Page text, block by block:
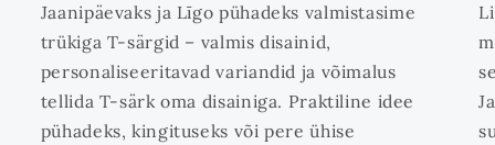
Jaanipäevaks ja Līgo pühadeks valmistasime
trükiga T-särgid – valmis disainid,
personaliseeritavad variandid ja võimalus
tellida T-särk oma disainiga. Praktiline idee
pühadeks, kingituseks või pere ühise